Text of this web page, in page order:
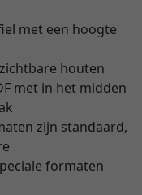
met een hoogte
houten
met in het midden
zijn standaard,
formaten